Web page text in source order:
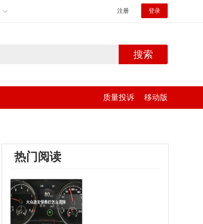
注册 登录
搜索
质量投诉 移动版
热门阅读